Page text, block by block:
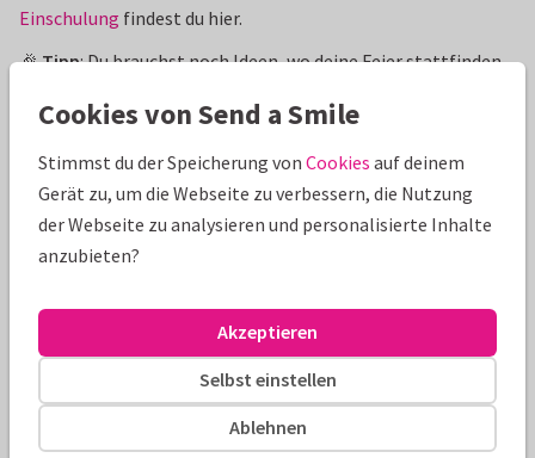
Einschulung findest du hier.
🎉Tipp: Du brauchst noch Ideen, wo deine Feier stattfinden
Wo findet die Feier statt?“ an.
Cookies von Send a Smile
Stimmst du der Speicherung von Cookies auf deinem
Gerät zu, um die Webseite zu verbessern, die Nutzung
der Webseite zu analysieren und personalisierte Inhalte
anzubieten?
Ablehnen
Selbst einstellen
Akzeptieren